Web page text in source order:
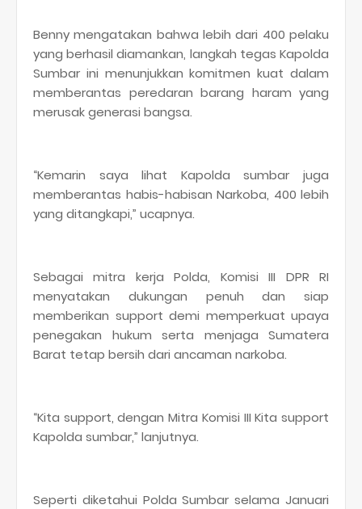
Benny mengatakan bahwa lebih dari 400 pelaku
yang berhasil diamankan, langkah tegas Kapolda
Sumbar ini menunjukkan komitmen kuat dalam
memberantas peredaran barang haram yang
merusak generasi bangsa.
“Kemarin saya lihat Kapolda sumbar juga
memberantas habis-habisan Narkoba, 400 lebih
yang ditangkapi,” ucapnya.
Sebagai mitra kerja Polda, Komisi III DPR RI
menyatakan dukungan penuh dan siap
memberikan support demi memperkuat upaya
penegakan hukum serta menjaga Sumatera
Barat tetap bersih dari ancaman narkoba.
“Kita support, dengan Mitra Komisi III Kita support
Kapolda sumbar,” lanjutnya.
Seperti diketahui Polda Sumbar selama Januari